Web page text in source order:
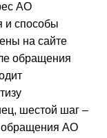
АО
и способы
на сайте
обращения
шестой шаг –
обращения АО